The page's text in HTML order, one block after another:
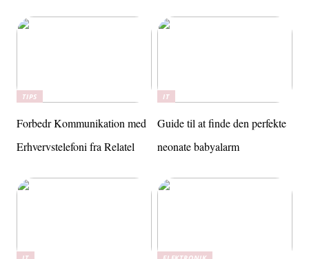
TIPS
Forbedr Kommunikation med
Erhvervstelefoni fra Relatel
IT
Guide til at finde den perfekte
neonate babyalarm